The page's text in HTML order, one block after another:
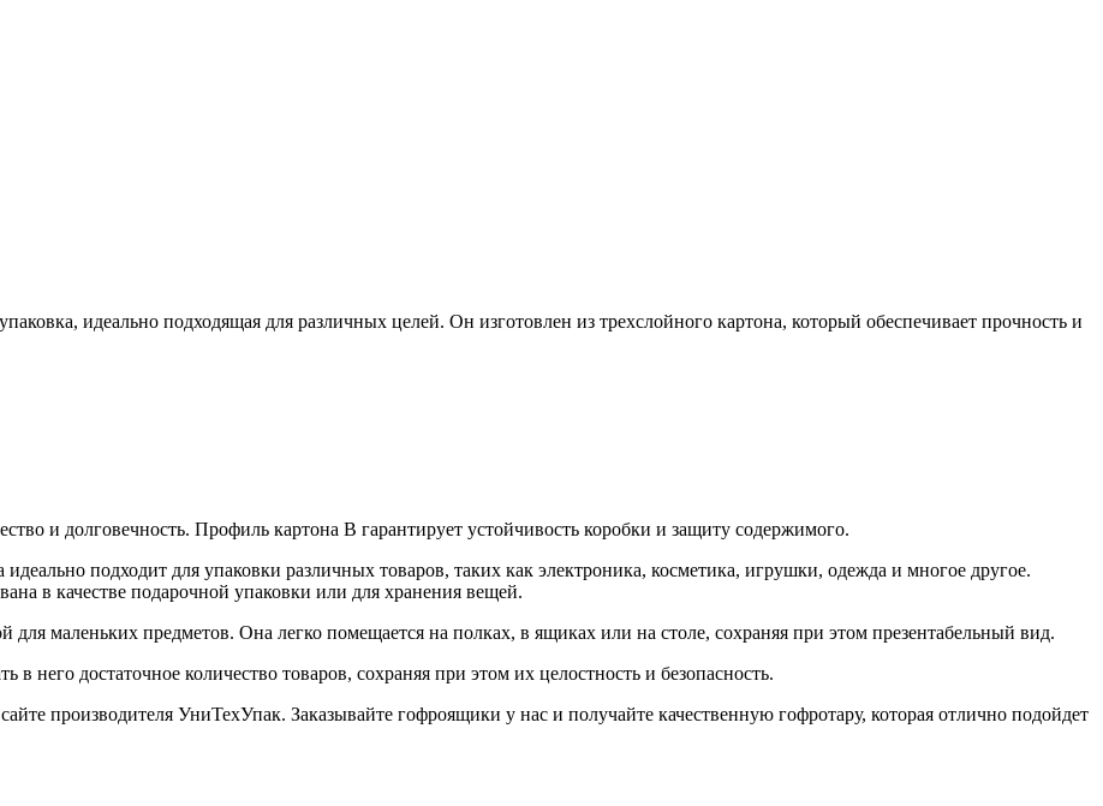
идеально подходящая для различных целей. Он изготовлен из трехслойного картона, который обеспечивает прочность и
и долговечность. Профиль картона В гарантирует устойчивость коробки и защиту содержимого.
подходит для упаковки различных товаров, таких как электроника, косметика, игрушки, одежда и многое другое.
в качестве подарочной упаковки или для хранения вещей.
маленьких предметов. Она легко помещается на полках, в ящиках или на столе, сохраняя при этом презентабельный вид.
в него достаточное количество товаров, сохраняя при этом их целостность и безопасность.
производителя УниТехУпак. Заказывайте гофроящики у нас и получайте качественную гофротару, которая отлично подойдет